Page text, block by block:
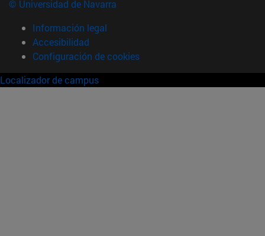
© Universidad de Navarra
Información legal
Accesibilidad
Configuración de cookies
Localizador de campus